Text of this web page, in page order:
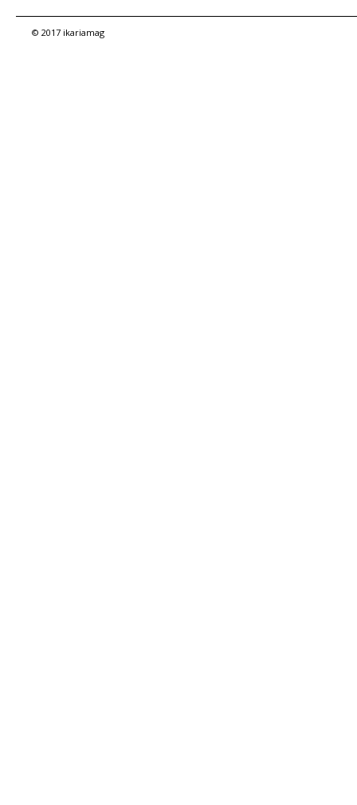
© 2017 ikariamag